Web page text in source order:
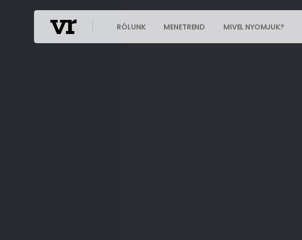
RÓLUNK MENETREND MIVEL NYOMJUK?